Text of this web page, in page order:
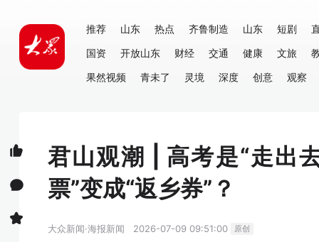
推荐 山东 热点 齐鲁制造 山东 短剧
国资
开放山东 财经 交通 健康 文旅
果然视频
青未了 灵境 深度 创意 观察
君山观潮 | 高考是“走出
票”变成“返乡券”？
大众新闻·海报新闻 2026-07-09 09:51:00 原创